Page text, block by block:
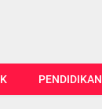
PENDIDIKAN